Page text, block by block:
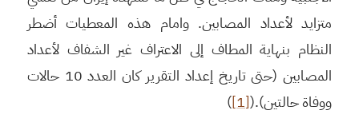
متزايد لأعداد المصابين. وامام هذه المعطيات أضطر
النظام بنهاية المطاف إلى الاعتراف غير الشفاف لأعداد
المصابين (حتى تاريخ إعداد التقرير كان العدد 10 حالات
ووفاة حالتين).([1]
)